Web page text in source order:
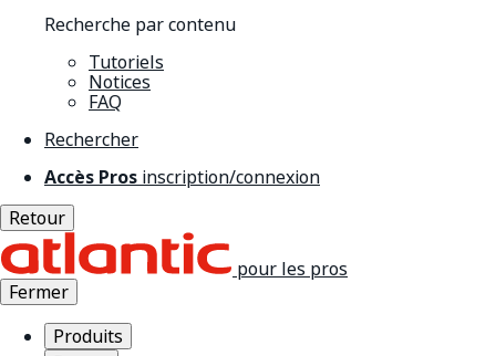
Recherche par contenu
Tutoriels
Notices
FAQ
Rechercher
Accès Pros inscription/connexion
Retour
pour les pros
Fermer
Produits